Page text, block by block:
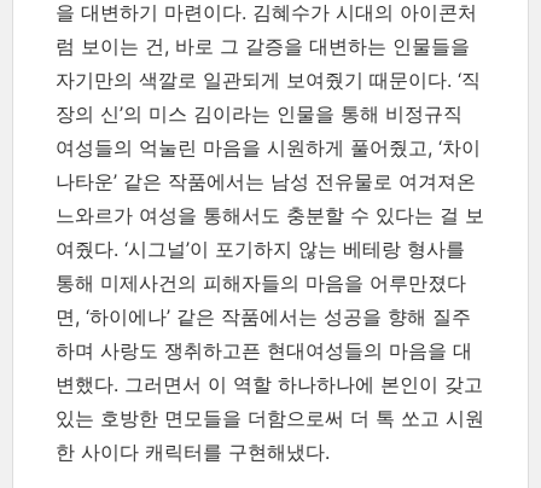
을 대변하기 마련이다. 김혜수가 시대의 아이콘처
럼 보이는 건, 바로 그 갈증을 대변하는 인물들을
자기만의 색깔로 일관되게 보여줬기 때문이다. ‘직
장의 신’의 미스 김이라는 인물을 통해 비정규직
여성들의 억눌린 마음을 시원하게 풀어줬고, ‘차이
나타운’ 같은 작품에서는 남성 전유물로 여겨져온
느와르가 여성을 통해서도 충분할 수 있다는 걸 보
여줬다. ‘시그널’이 포기하지 않는 베테랑 형사를
통해 미제사건의 피해자들의 마음을 어루만졌다
면, ‘하이에나’ 같은 작품에서는 성공을 향해 질주
하며 사랑도 쟁취하고픈 현대여성들의 마음을 대
변했다. 그러면서 이 역할 하나하나에 본인이 갖고
있는 호방한 면모들을 더함으로써 더 톡 쏘고 시원
한 사이다 캐릭터를 구현해냈다.